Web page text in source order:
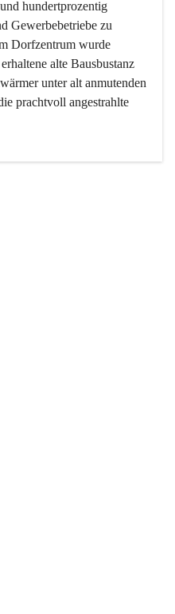
hundertprozentig
Gewerbebetriebe zu
Dorfzentrum wurde
alte Bausbustanz
unter alt anmutenden
prachtvoll angestrahlte
mehr, ist aber integrativer